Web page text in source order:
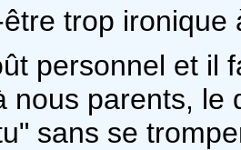
trop ironique
personnel et il
nous parents, le
sans se